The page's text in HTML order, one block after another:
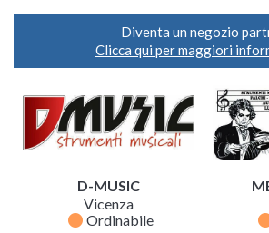
Diventa un negozio
Clicca qui per maggiori
D-MUSIC
Vicenza
fiber_manual_record Ordinabile